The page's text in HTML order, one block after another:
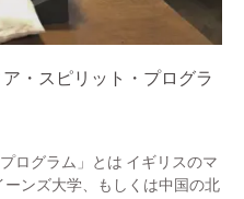
・スピリット・プログラ
ログラム」とは イギリスのマ
ンズ大学、もしくは中国の北